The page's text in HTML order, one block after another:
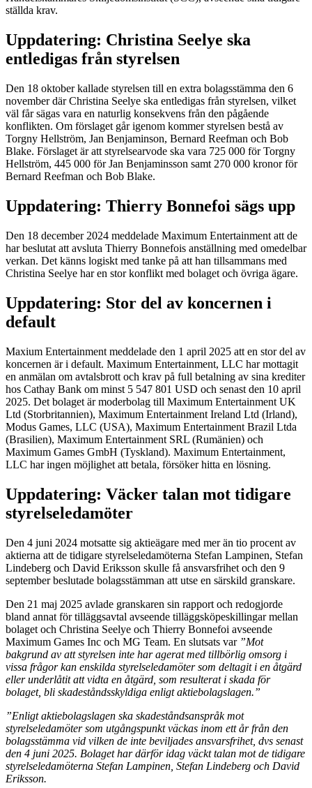
ställda krav.
Uppdatering: Christina Seelye ska
entledigas från styrelsen
Den 18 oktober kallade styrelsen till en extra bolagsstämma den 6
november där Christina Seelye ska entledigas från styrelsen, vilket
väl får sägas vara en naturlig konsekvens från den pågående
konflikten. Om förslaget går igenom kommer styrelsen bestå av
Torgny Hellström, Jan Benjaminson, Bernard Reefman och Bob
Blake. Förslaget är att styrelsearvode ska vara 725 000 för Torgny
Hellström, 445 000 för Jan Benjaminsson samt 270 000 kronor för
Bernard Reefman och Bob Blake.
Uppdatering: Thierry Bonnefoi sägs upp
Den 18 december 2024 meddelade Maximum Entertainment att de
har beslutat att avsluta Thierry Bonnefois anställning med omedelbar
verkan. Det känns logiskt med tanke på att han tillsammans med
Christina Seelye har en stor konflikt med bolaget och övriga ägare.
Uppdatering: Stor del av koncernen i
default
Maxium Entertainment meddelade den 1 april 2025 att en stor del av
koncernen är i default. Maximum Entertainment, LLC har mottagit
en anmälan om avtalsbrott och krav på full betalning av sina krediter
hos Cathay Bank om minst 5 547 801 USD och senast den 10 april
2025. Det bolaget är moderbolag till Maximum Entertainment UK
Ltd (Storbritannien), Maximum Entertainment Ireland Ltd (Irland),
Modus Games, LLC (USA), Maximum Entertainment Brazil Ltda
(Brasilien), Maximum Entertainment SRL (Rumänien) och
Maximum Games GmbH (Tyskland). Maximum Entertainment,
LLC har ingen möjlighet att betala, försöker hitta en lösning.
Uppdatering: Väcker talan mot tidigare
styrelseledamöter
Den 4 juni 2024 motsatte sig aktieägare med mer än tio procent av
aktierna att de tidigare styrelseledamöterna Stefan Lampinen, Stefan
Lindeberg och David Eriksson skulle få ansvarsfrihet och den 9
september beslutade bolagsstämman att utse en särskild granskare.
Den 21 maj 2025 avlade granskaren sin rapport och redogjorde
bland annat för tilläggsavtal avseende tilläggsköpeskillingar mellan
bolaget och Christina Seelye och Thierry Bonnefoi avseende
Maximum Games Inc och MG Team. En slutsats var ”Mot
bakgrund av att styrelsen inte har agerat med tillbörlig omsorg i
vissa frågor kan enskilda styrelseledamöter som deltagit i en åtgärd
eller underlåtit att vidta en åtgärd, som resulterat i skada för
bolaget, bli skadeståndsskyldiga enligt aktiebolagslagen.”
”Enligt aktiebolagslagen ska skadeståndsanspråk mot
styrelseledamöter som utgångspunkt väckas inom ett år från den
bolagsstämma vid vilken de inte beviljades ansvarsfrihet, dvs senast
den 4 juni 2025. Bolaget har därför idag väckt talan mot de tidigare
styrelseledamöterna Stefan Lampinen, Stefan Lindeberg och David
Eriksson.